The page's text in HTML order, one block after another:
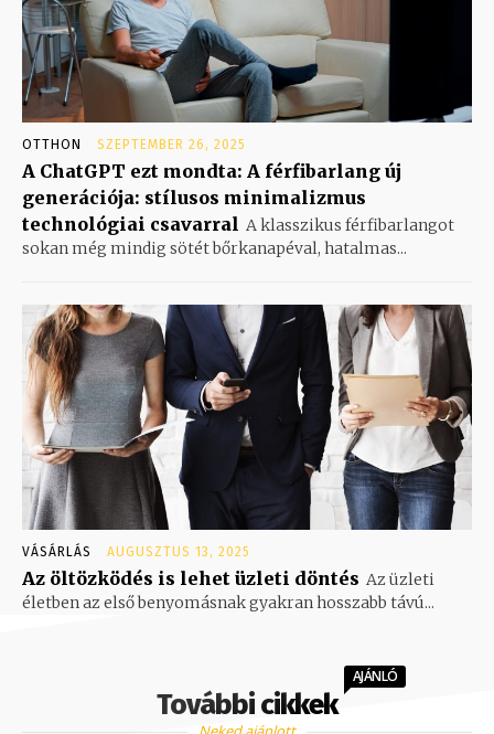
OTTHON SZEPTEMBER 26, 2025
A ChatGPT ezt mondta: A férfibarlang új
generációja: stílusos minimalizmus
technológiai csavarral A klasszikus férfibarlangot
sokan még mindig sötét bőrkanapéval, hatalmas...
VÁSÁRLÁS AUGUSZTUS 13, 2025
Az öltözködés is lehet üzleti döntés Az üzleti
életben az első benyomásnak gyakran hosszabb távú...
További cikkek
AJÁNLÓ